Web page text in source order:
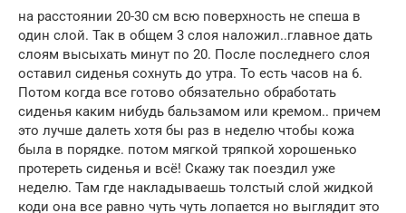
на расстоянии 20-30 см всю поверхность не спеша в
один слой. Так в общем 3 слоя наложил..главное дать
слоям высыхать минут по 20. После последнего слоя
оставил сиденья сохнуть до утра. То есть часов на 6.
Потом когда все готово обязательно обработать
сиденья каким нибудь бальзамом или кремом.. причем
это лучше далеть хотя бы раз в неделю чтобы кожа
была в порядке. потом мягкой тряпкой хорошенько
протереть сиденья и всё! Скажу так поездил уже
неделю. Там где накладываешь толстый слой жидкой
коди она все равно чуть чуть лопается но выглядит это